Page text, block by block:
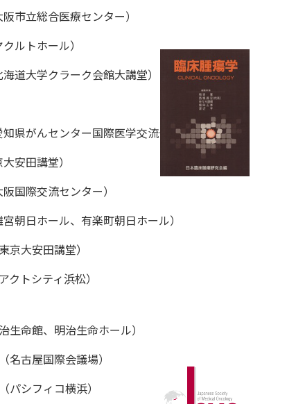
市立総合医療センター）
ルトホール）
道大学クラーク会館大講堂）
県がんセンター国際医学交流センター）
安田講堂）
国際交流センター）
朝日ホール、有楽町朝日ホール）
大安田講堂）
トシティ浜松）
命館、明治生命ホール）
古屋国際会議場）
シフィコ横浜）